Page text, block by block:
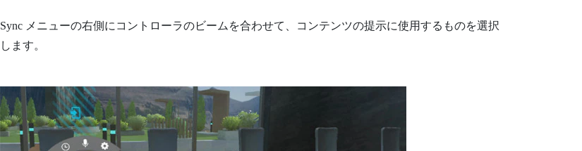
Sync メニューの右側にコントローラのビームを合わせて、コンテンツの提示に使用するものを選択
します。